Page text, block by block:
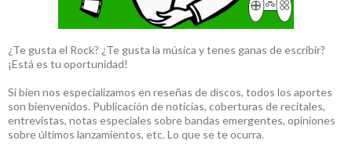
¿Te gusta el Rock? ¿Te gusta la música y tenes ganas de escribir?
¡Está es tu oportunidad!
Si bien nos especializamos en reseñas de discos, todos los aportes
son bienvenidos. Publicación de noticias, coberturas de recitales,
entrevistas, notas especiales sobre bandas emergentes, opiniones
sobre últimos lanzamientos, etc. Lo que se te ocurra.